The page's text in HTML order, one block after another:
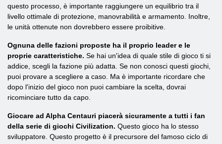
questo processo, è importante raggiungere un equilibrio tra il
livello ottimale di protezione, manovrabilità e armamento. Inoltre,
le unità ottenute non dovrebbero essere proibitive.
Ognuna delle fazioni proposte ha il proprio leader e le
proprie caratteristiche. Se hai un'idea di quale stile di gioco ti si
addice, scegli la fazione più adatta. Se non conosci questi giochi,
puoi provare a scegliere a caso. Ma è importante ricordare che
dopo l'inizio del gioco non puoi cambiare la scelta, dovrai
ricominciare tutto da capo.
Giocare ad Alpha Centauri piacerà sicuramente a tutti i fan
della serie di giochi Civilization. Questo gioco ha lo stesso
sviluppatore. Questo progetto è il precursore del famoso ciclo di